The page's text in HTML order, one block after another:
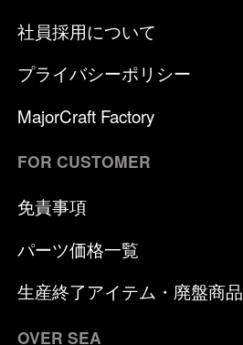
社員採用について
プライバシーポリシー
MajorCraft Factory
FOR CUSTOMER
免責事項
パーツ価格一覧
生産終了アイテム・廃盤商品
OVER SEA